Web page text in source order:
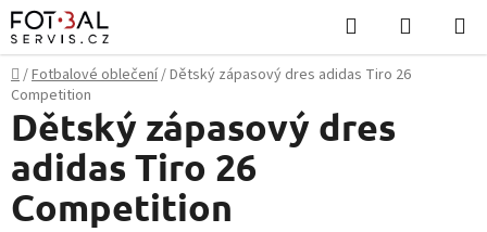
Přejít
na
obsah
Hledat
KOŠÍK
Domů
/Fotbalové oblečení/Dětský zápasový dres adidas Tiro 26
Competition
Dětský zápasový dres
adidas Tiro 26
Competition